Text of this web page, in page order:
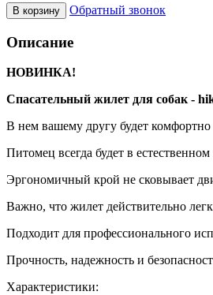
В корзину Обратный звонок
Описание
НОВИНКА!
Спасательный жилет для собак -
В нем вашему другу будет комфортно
Питомец всегда будет в
Эргономичный крой не сковывает
Важно, что жилет действительно
Подходит для профессионального
Прочность, надежность и
Характеристики: